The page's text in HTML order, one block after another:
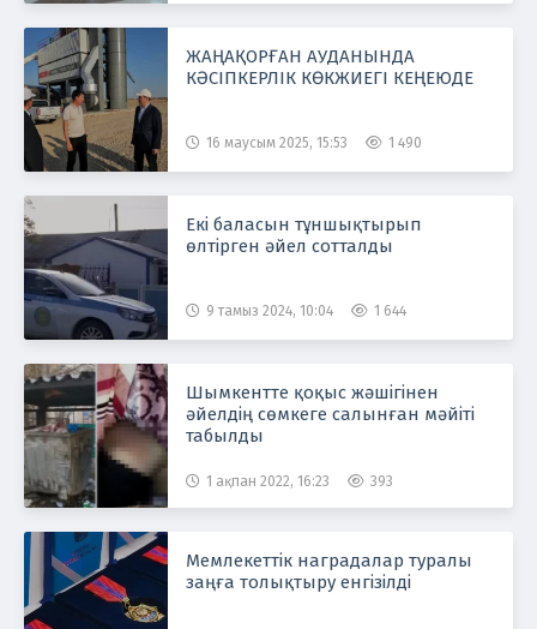
ЖАҢАҚОРҒАН АУДАНЫНДА
КӘСІПКЕРЛІК КӨКЖИЕГІ КЕҢЕЮДЕ
16 маусым 2025, 15:53 1 490
Екі баласын тұншықтырып
өлтірген әйел сотталды
9 тамыз 2024, 10:04 1 644
Шымкентте қоқыс жәшігінен
әйелдің сөмкеге салынған мәйіті
табылды
1 ақпан 2022, 16:23 393
Мемлекеттік наградалар туралы
заңға толықтыру енгізілді